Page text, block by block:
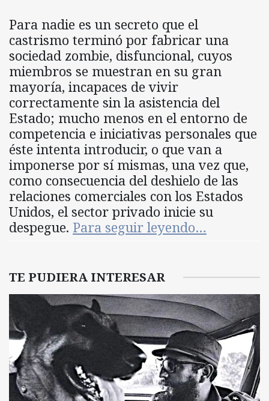
Para nadie es un secreto que el
castrismo terminó por fabricar una
sociedad zombie, disfuncional, cuyos
miembros se muestran en su gran
mayoría, incapaces de vivir
correctamente sin la asistencia del
Estado; mucho menos en el entorno de
competencia e iniciativas personales que
éste intenta introducir, o que van a
imponerse por sí mismas, una vez que,
como consecuencia del deshielo de las
relaciones comerciales con los Estados
Unidos, el sector privado inicie su
despegue. Para seguir leyendo…
TE PUDIERA INTERESAR